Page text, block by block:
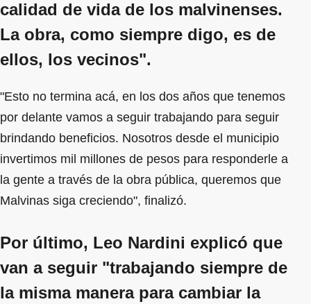
calidad de vida de los malvinenses.
La obra, como siempre digo, es de
ellos, los vecinos".
"Esto no termina acá, en los dos años que tenemos
por delante vamos a seguir trabajando para seguir
brindando beneficios. Nosotros desde el municipio
invertimos mil millones de pesos para responderle a
la gente a través de la obra pública, queremos que
Malvinas siga creciendo", finalizó.
Por último, Leo Nardini explicó que
van a seguir "trabajando siempre de
la misma manera para cambiar la